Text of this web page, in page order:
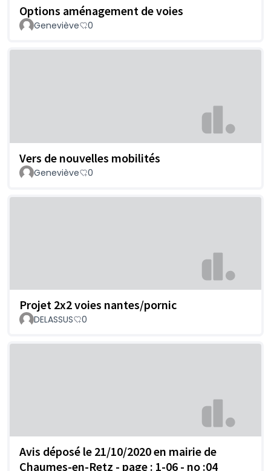
Options aménagement de voies
Geneviève 0
Vers de nouvelles mobilités
Geneviève 0
Projet 2x2 voies nantes/pornic
DELASSUS 0
Avis déposé le 21/10/2020 en mairie de
Chaumes-en-Retz - page : 1-06 - no :04